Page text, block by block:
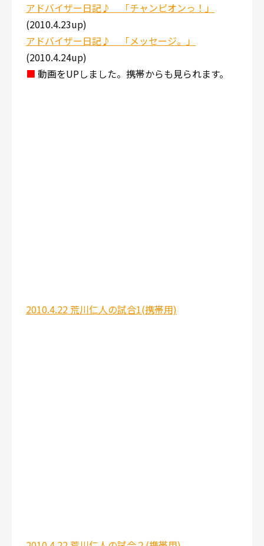
アドバイザー日記♪ 「チャンピオンっ！」
(2010.4.23up)
アドバイザー日記♪ 「メッセージ。」
(2010.4.24up)
■ 動画をUPしました。携帯からも見られます。
2010.4.22 荒川仁人の試合1(携帯用)